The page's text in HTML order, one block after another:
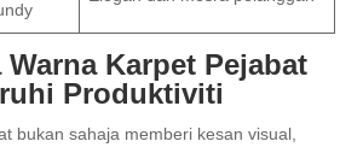
Warna Karpet Pejabat
Produktiviti
bukan sahaja memberi kesan visual,